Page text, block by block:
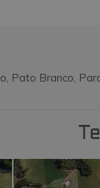
Pato Branco,